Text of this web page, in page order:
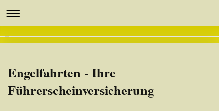
Engelfahrten - Ihre
Führerscheinversicherung